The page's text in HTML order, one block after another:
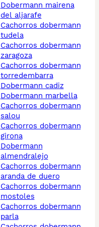
dobermann mairena
del aljarafe
cachorros dobermann
tudela
cachorros dobermann
zaragoza
cachorros dobermann
torredembarra
dobermann cadiz
dobermann marbella
cachorros dobermann
salou
cachorros dobermann
girona
dobermann
almendralejo
cachorros dobermann
aranda de duero
cachorros dobermann
mostoles
cachorros dobermann
parla